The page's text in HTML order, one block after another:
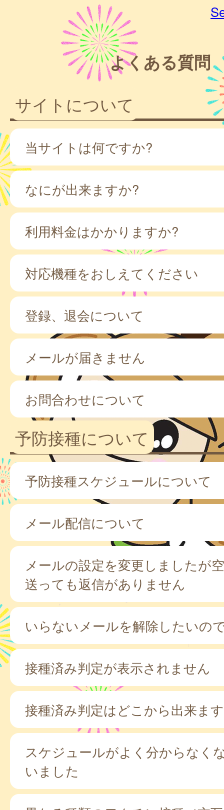
よくある質問
サイトについて
当サイトは何ですか?
なにが出来ますか?
利用料金はかかりますか?
対応機種をおしえてください
登録、退会について
メールが届きません
お問合わせについて
予防接種について
予防接種スケジュールについて
メール配信について
メールの設定を変更しましたが
送っても返信がありません
いらないメールを解除したいの
接種済み判定が表示されません
接種済み判定はどこから出来ま
スケジュールがよく分からなく
いました